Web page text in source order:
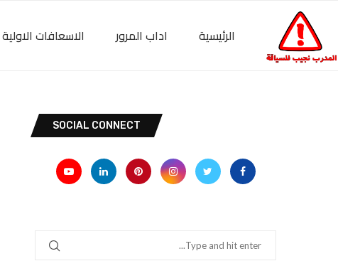
الرئيسية اداب المرور الاسعافات الاولية
SOCIAL CONNECT